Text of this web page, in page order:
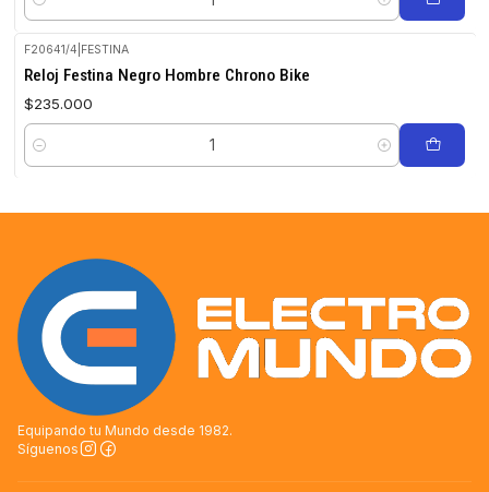
Cantidad
F20641/4 FESTINA
Reloj Festina Negro Hombre Chrono Bike
$235.000
Cantidad
Equipando tu Mundo desde 1982.
Síguenos